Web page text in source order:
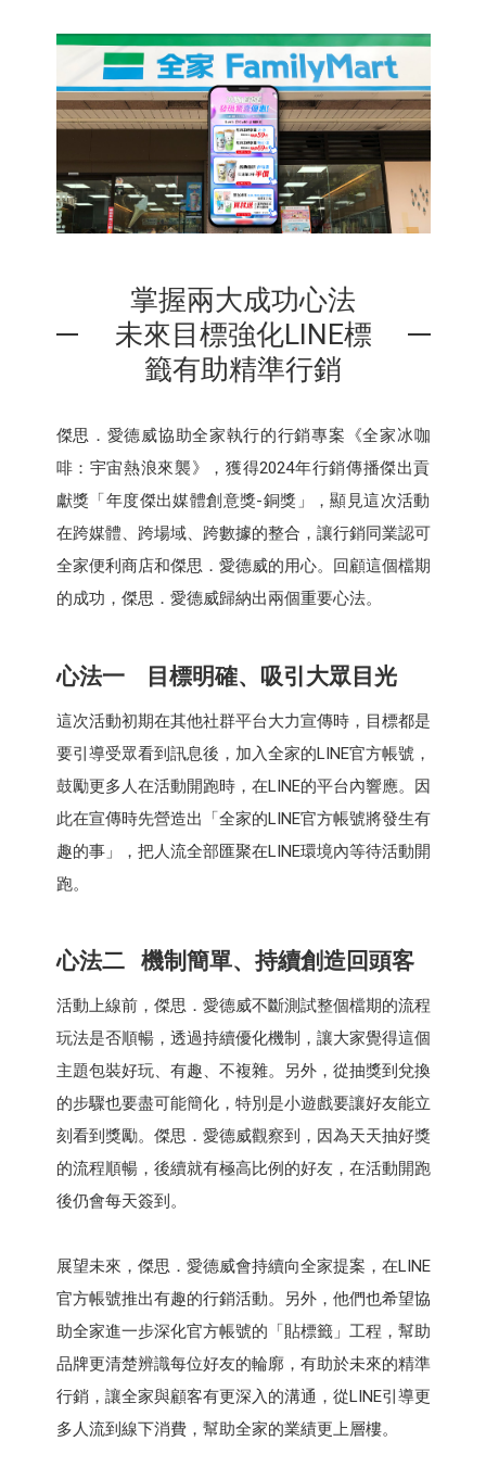
掌握兩大成功心法
未來目標強化LINE標
籤有助精準行銷
傑思．愛德威協助全家執行的行銷專案《全家冰咖
啡：宇宙熱浪來襲》，獲得2024年行銷傳播傑出貢
獻獎「年度傑出媒體創意獎-銅獎」，顯見這次活動
在跨媒體、跨場域、跨數據的整合，讓行銷同業認可
全家便利商店和傑思．愛德威的用心。回顧這個檔期
的成功，傑思．愛德威歸納出兩個重要心法。
心法一 目標明確、吸引大眾目光
這次活動初期在其他社群平台大力宣傳時，目標都是
要引導受眾看到訊息後，加入全家的LINE官方帳號，
鼓勵更多人在活動開跑時，在LINE的平台內響應。因
此在宣傳時先營造出「全家的LINE官方帳號將發生有
趣的事」，把人流全部匯聚在LINE環境內等待活動開
跑。
心法二 機制簡單、持續創造回頭客
活動上線前，傑思．愛德威不斷測試整個檔期的流程
玩法是否順暢，透過持續優化機制，讓大家覺得這個
主題包裝好玩、有趣、不複雜。另外，從抽獎到兌換
的步驟也要盡可能簡化，特別是小遊戲要讓好友能立
刻看到獎勵。傑思．愛德威觀察到，因為天天抽好獎
的流程順暢，後續就有極高比例的好友，在活動開跑
後仍會每天簽到。
展望未來，傑思．愛德威會持續向全家提案，在LINE
官方帳號推出有趣的行銷活動。另外，他們也希望協
助全家進一步深化官方帳號的「貼標籤」工程，幫助
品牌更清楚辨識每位好友的輪廓，有助於未來的精準
行銷，讓全家與顧客有更深入的溝通，從LINE引導更
多人流到線下消費，幫助全家的業績更上層樓。